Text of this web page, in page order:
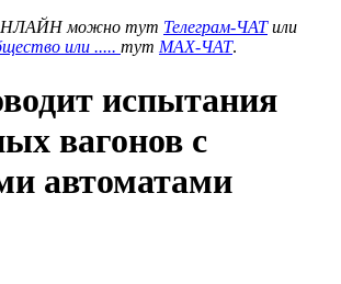
можно тут Телеграм-ЧАТили
или ..... тут MAX-ЧАТ.
испытания
вагонов с
автоматами